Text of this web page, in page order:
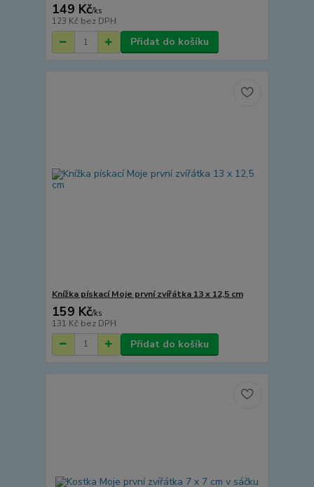
149 Kč/ks
123 Kč bez DPH
Přidat do košíku
Knížka pískací Moje první zvířátka 13 x 12,5 cm
159 Kč/ks
131 Kč bez DPH
Přidat do košíku